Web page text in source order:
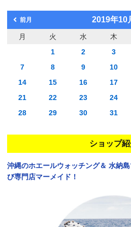
前月 2019年10
月 火 水 木
1
2 3
7
8 9 10
14
15 16 17
21
22 23 24
28
29 30 31
ショップ
沖縄のホエールウォッチング＆ 水納島
び専門店マーメイド！